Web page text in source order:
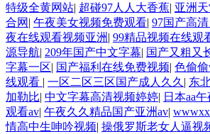
特级全黄网站| 超碰97人人大香蕉| 亚洲
合网 | 午夜美女视频免费观看| 97国产高
夜在线观看视频亚洲 | 99精品视频在线观
源导航| 209年国产中文字幕| 国产又粗又
字幕一区| 国产福利在线免费视频| 色偷
线观看 | 一区二区三区国产成人久久 | 东
加勒比| 中文字幕高清视频婷婷| 日本aa
观看av| 午夜久久精品国产亚洲av|
情高中生呻吟视频| 操俄罗斯老女人逼视